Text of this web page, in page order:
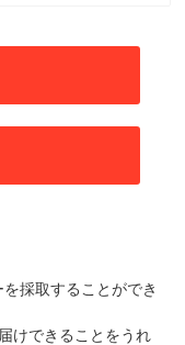
採取することができ
けできることをうれ